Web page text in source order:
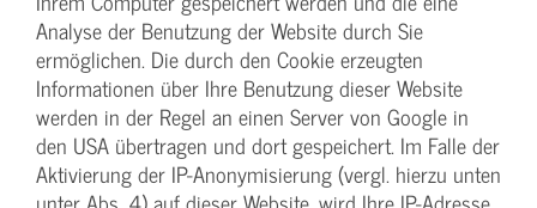
Analyse der Benutzung der Website durch Sie
ermöglichen. Die durch den Cookie erzeugten
Informationen über Ihre Benutzung dieser Website
werden in der Regel an einen Server von Google in
den USA übertragen und dort gespeichert. Im Falle der
Aktivierung der IP-Anonymisierung (vergl. hierzu unten